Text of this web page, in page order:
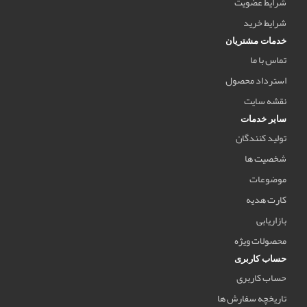
شرایط خرید
خدمات مشتریان
تماس با ما
استرداد محصول
نقشه سایت
سایر خدمات
تولید کنندگان
شخصیت ها
موضوعات
کارت هدیه
بازاریابی
محصولات ویژه
حساب کاربری
حساب کاربری
تاریخچه سفارش ها